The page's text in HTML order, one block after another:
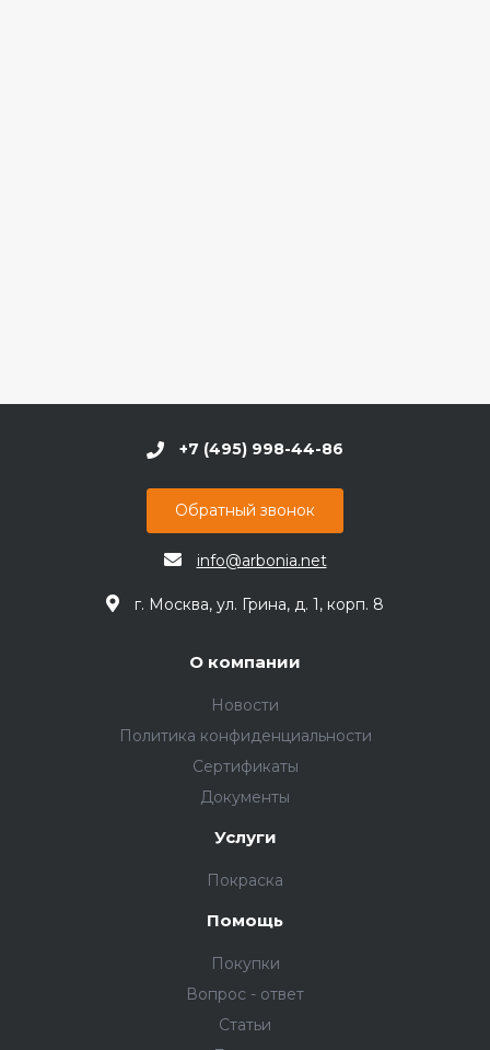
+7 (495) 998-44-86
Обратный звонок
info@arbonia.net
г. Москва, ул. Грина, д. 1, корп. 8
О компании
Новости
Политика конфиденциальности
Сертификаты
Документы
Услуги
Покраска
Помощь
Покупки
Вопрос - ответ
Статьи